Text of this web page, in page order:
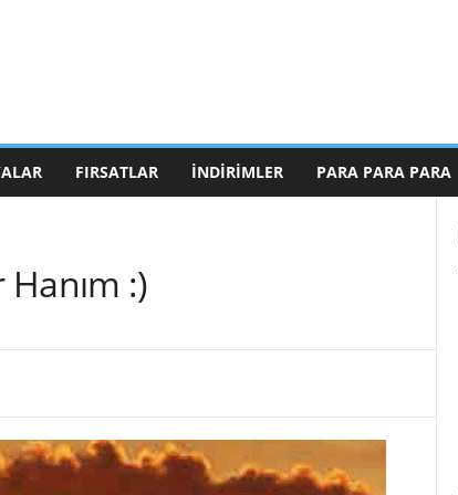
FIRSATLAR İNDIRIMLER PARA PARA PARA
:)